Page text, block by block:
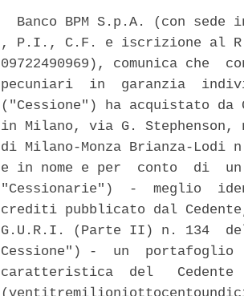
Banco BPM S.p.A. (con sede
, P.I., C.F. e iscrizione al
09722490969), comunica
pecuniari  in  garanzia
("Cessione") ha acquistato
in Milano, via G.
di Milano-Monza Brianza-Lodi
e in nome e per  conto  di
"Cessionarie")  -  meglio
crediti pubblicato dal
G.U.R.I. (Parte II) n. 134
Cessione") -  un
caratteristica  del   Cedente